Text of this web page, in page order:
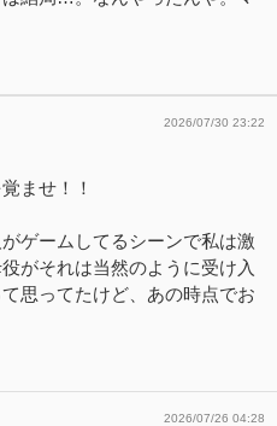
2026/07/30 23:22
ませ！！
ゲームしてるシーンで私は激
がそれは当然のように受け入
思ってたけど、あの時点でお
2026/07/26 04:28